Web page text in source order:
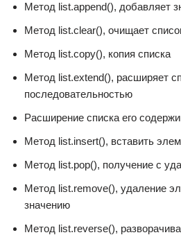
Метод list.append(), добавляет
Метод list.clear(), очищает
Метод list.copy(), копия списка
Метод list.extend(), расширяет
последовательностью
Расширение списка его
Метод list.insert(), вставить
Метод list.pop(), получение с
Метод list.remove(), удаление
значению
Метод list.reverse(),